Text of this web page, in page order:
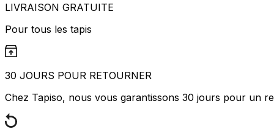
LIVRAISON GRATUITE
Pour tous les tapis
30 JOURS POUR RETOURNER
Chez Tapiso, nous vous garantissons 30 jours pour un